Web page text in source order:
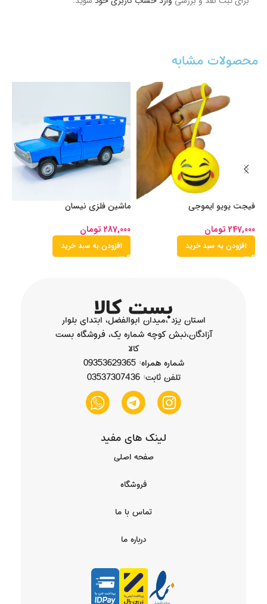
محصولات مشابه
فیجت یویو ایموجی
247,000 تومان
افزودن به سبد خرید
ماشین فلزی نیسان
287,000 تومان
افزودن به سبد خرید
استان یزد ،میدان ابوالفضل، ابتدای بلوار
آزادگان،نبش کوچه شماره یک، فروشگاه بست
کالا
شماره همراه: 09353629365
تلفن ثابت: 03537307436
لینک های مفید
صفحه اصلی
فروشگاه
تماس با ما
درباره ما